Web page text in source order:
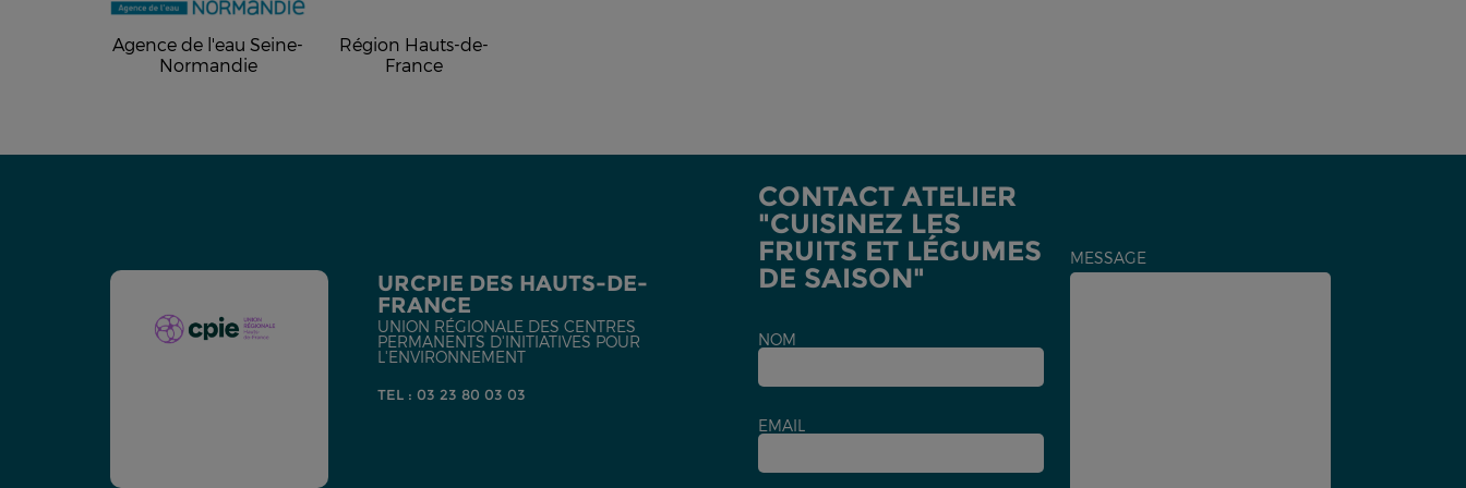
Agence de l'eau Seine-
Normandie
Région Hauts-de-
France
URCPIE DES HAUTS-DE-
FRANCE
UNION RÉGIONALE DES CENTRES
PERMANENTS D'INITIATIVES POUR
L'ENVIRONNEMENT
TEL : 03 23 80 03 03
CONTACT ATELIER
"CUISINEZ LES
FRUITS ET LÉGUMES
DE SAISON"
NOM
EMAIL
MESSAGE